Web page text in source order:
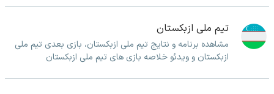
تیم ملی ازبکستان
مشاهده برنامه و نتایج تیم ملی ازبکستان، بازی بعدی تیم ملی
ازبکستان و ویدئو خلاصه بازی های تیم ملی ازبکستان